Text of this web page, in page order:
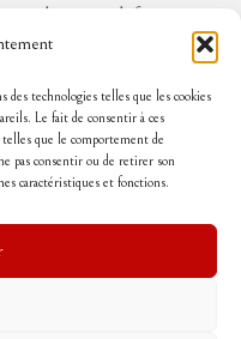
technologies telles que les cookies
Le fait de consentir à ces
que le comportement de
pas consentir ou de retirer son
caractéristiques et fonctions.
ou à défaut en
que ce soit, est
aux risques de se